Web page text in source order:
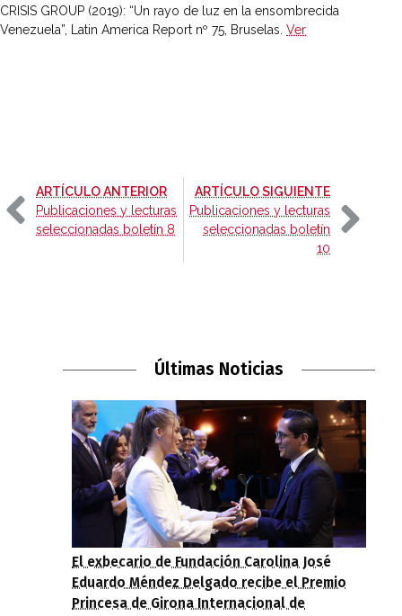
CRISIS GROUP (2019): “Un rayo de luz en la ensombrecida
Venezuela”, Latin America Report nº 75, Bruselas. Ver
ARTÍCULO ANTERIOR-
Publicaciones y lecturas
seleccionadas boletín 8
ARTÍCULO SIGUIENTE-
Publicaciones y lecturas
seleccionadas boletín
10
Últimas Noticias
El exbecario de Fundación Carolina José
Eduardo Méndez Delgado recibe el Premio
Princesa de Girona Internacional de